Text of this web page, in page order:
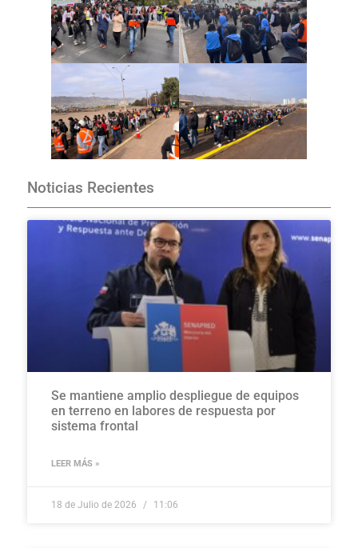
Noticias Recientes
Se mantiene amplio despliegue de equipos
en terreno en labores de respuesta por
sistema frontal
LEER MÁS »
18 de Julio de 2026 11:06